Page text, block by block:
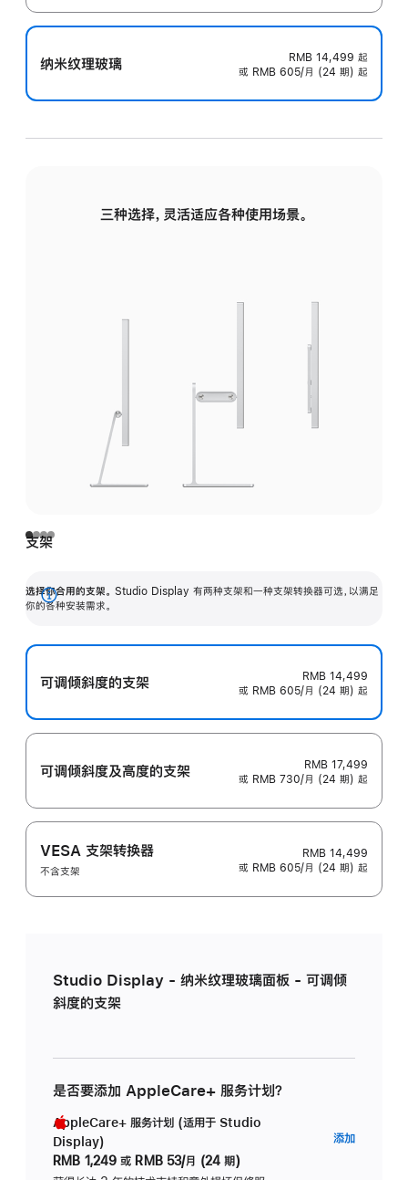
纳米纹理玻璃 RMB 14,499 起
或 RMB 605/月 (24 期) 起
三种选择，灵活适应各种使用场景。
支架
选择你合用的支架。 Studio Display 有两种支架和一种支架转换器可选，以满足
你的各种安装需求。
展
可调倾斜度的支架
RMB 14,499
或 RMB 605/月 (24 期) 起
可调倾斜度及高‍度的支‍架
RMB 17,499
或 RMB 730/月 (24 期) 起
VESA 支架转换器
不含支架
RMB 14,499
或 RMB 605/月 (24 期) 起
Studio Display - 纳米纹理玻璃面板 - 可调倾
斜度的支架
是否要添加 AppleCare+ 服务计划？
AppleCare+ 服务计划 (适用于 Studio
Display)
RMB 1,249 或 RMB 53/月 (24 期)
添加